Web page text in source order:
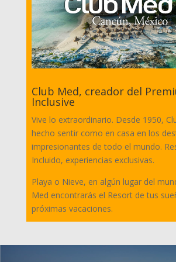
Club Med, creador del
Inclusive
Vive lo extraordinario. Desde 1950,
hecho sentir como en casa en los
impresionantes de todo el mundo.
Incluido, experiencias exclusivas.
Playa o Nieve, en algún lugar del
Med encontrarás el Resort de tus
próximas vacaciones.